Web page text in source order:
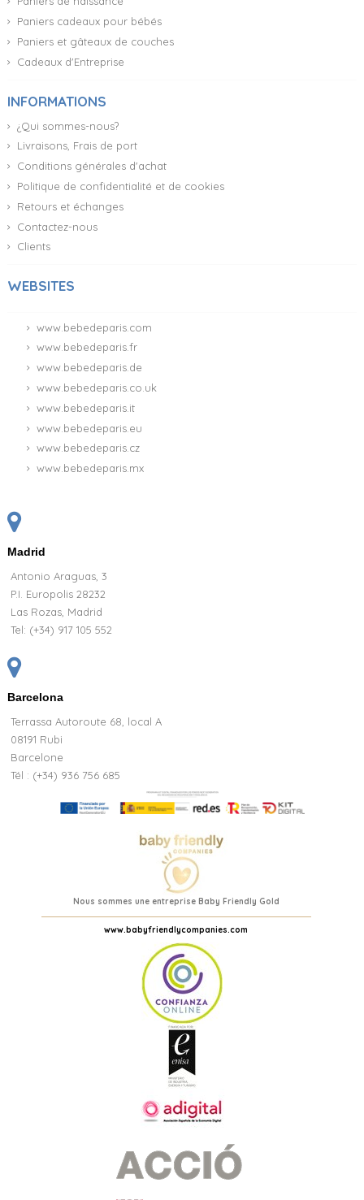
Paniers cadeaux pour bébés
Paniers et gâteaux de couches
Cadeaux d'Entreprise
INFORMATIONS
¿Qui sommes-nous?
Livraisons, Frais de port
Conditions générales d'achat
Politique de confidentialité et de cookies
Retours et échanges
Contactez-nous
Clients
WEBSITES
www.bebedeparis.com
www.bebedeparis.fr
www.bebedeparis.de
www.bebedeparis.co.uk
www.bebedeparis.it
www.bebedeparis.eu
www.bebedeparis.cz
www.bebedeparis.mx
Madrid
Antonio Araguas, 3
P.I. Europolis 28232
Las Rozas, Madrid
Tel: (+34) 917 105 552
Barcelona
Terrassa Autoroute 68, local A
08191 Rubi
Barcelone
Tél : (+34) 936 756 685
Nous sommes une entreprise Baby Friendly Gold
www.babyfriendlycompanies.com